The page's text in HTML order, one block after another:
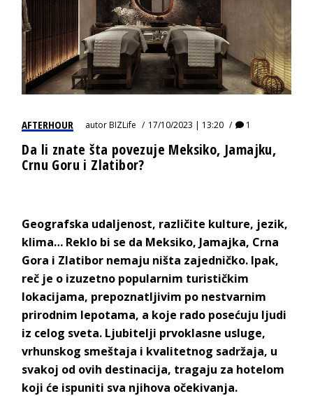
AFTERHOUR autorBIZLife 17/10/2023 | 13:20 1
Da li znate šta povezuje Meksiko, Jamajku,
Crnu Goru i Zlatibor?
Geografska udaljenost, različite kulture, jezik,
klima… Reklo bi se da Meksiko, Jamajka, Crna
Gora i Zlatibor nemaju ništa zajedničko. Ipak,
reč je o izuzetno popularnim turističkim
lokacijama, prepoznatljivim po nestvarnim
prirodnim lepotama, a koje rado posećuju ljudi
iz celog sveta. Ljubitelji prvoklasne usluge,
vrhunskog smeštaja i kvalitetnog sadržaja, u
svakoj od ovih destinacija, tragaju za hotelom
koji će ispuniti sva njihova očekivanja.